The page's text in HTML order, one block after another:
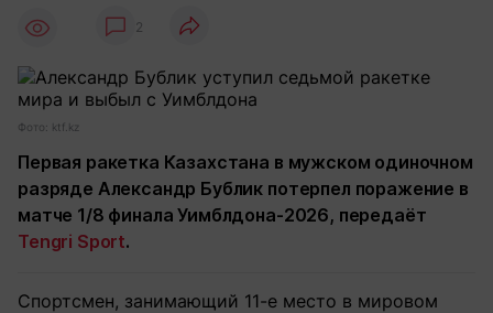
2
Фото: ktf.kz
Первая ракетка Казахстана в мужском одиночном
разряде Александр Бублик потерпел поражение в
матче 1/8 финала Уимблдона-2026, передаёт
Tengri Sport.
Спортсмен, занимающий 11-е место в мировом